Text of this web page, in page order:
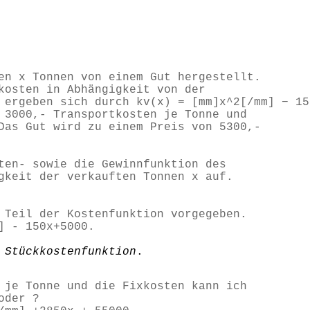
x Tonnen von einem Gut hergestellt.
in Abhängigkeit von der
sich durch kv(x) = [mm]x^2[/mm] −
3000,- Transportkosten je Tonne und
Gut wird zu einem Preis von 5300,-
sowie die Gewinnfunktion des
der verkauften Tonnen x auf.
der Kostenfunktion vorgegeben.
- 150x+5000.
Stückkostenfunktion .
Tonne und die Fixkosten kann ich
?